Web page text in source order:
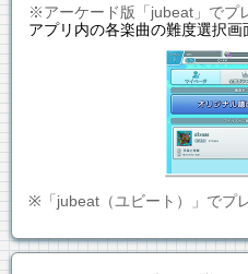
※アーケード版「jubeat」でプ
アプリ内の各楽曲の難度選択画
※「jubeat（ユビート）」でプ